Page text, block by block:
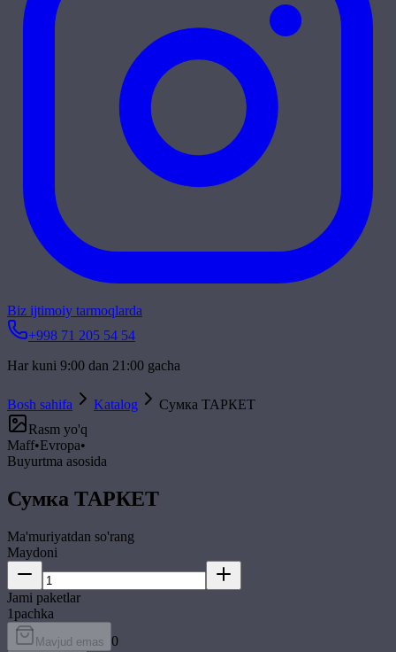
Biz ijtimoiy tarmoqlarda
+998 71 205 54 54
Har kuni 9:00 dan 21:00 gacha
Bosh sahifa Katalog
Сумка ТАРКЕТ
Rasm yo'q
Maff•Evropa•
Buyurtma asosida
Сумка ТАРКЕТ
Ma'muriyatdan so'rang
Maydoni
Jami paketlar
1pachka
Mavjud emas 0